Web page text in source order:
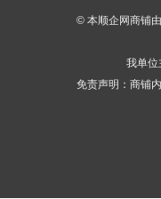
© 本顺企网商铺由
我单位
免责声明：商铺